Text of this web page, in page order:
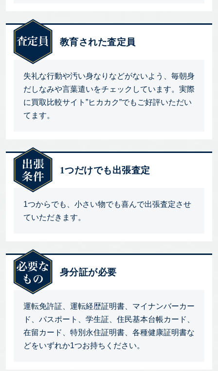
教育された査定員
失礼な行動や汚い身なりなどがないよう、毎朝身
だしなみや言葉遣いをチェックしています。実際
に買取比較サイト”ヒカカク”でもご好評いただい
てます。
1つだけでも出張査定
1つからでも、小さい物でも喜んで出張査定させ
ていただきます。
身分証が必要
運転免許証、運転経歴証明書、マイナンバーカー
ド、パスポート、学生証、住民基本台帳カード、
在留カード、特別永住証明書、各種健康証明書な
どをいずれか1つお持ちください。